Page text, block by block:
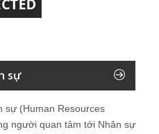
sự
sự (Human Resources
người quan tâm tới Nhân sự